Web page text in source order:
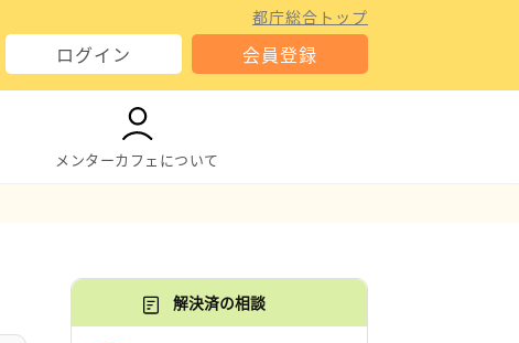
都庁総合トップ
ログイン 会員登録
メンターカフェについて
解決済の相談